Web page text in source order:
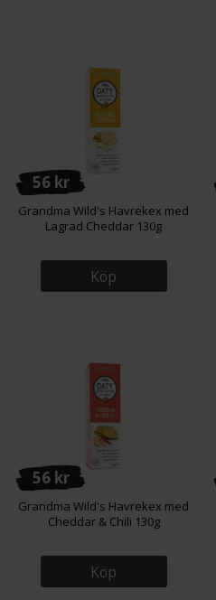
56 kr
Grandma Wild's Havrekex med
Lagrad Cheddar 130g
Köp
56 kr
Grandma Wild's Havrekex med
Cheddar & Chili 130g
Köp